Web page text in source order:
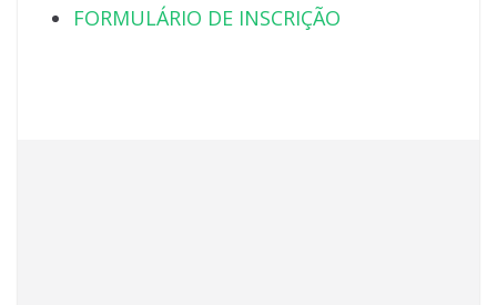
FORMULÁRIO DE INSCRIÇÃO